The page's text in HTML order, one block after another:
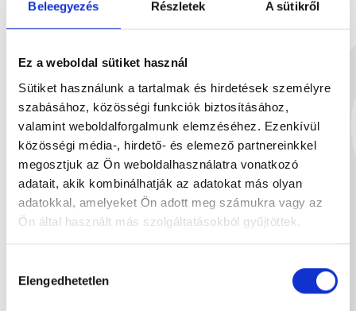
Beleegyezés Részletek A sütikről
Ez a weboldal sütiket használ
Sütiket használunk a tartalmak és hirdetések személyre
szabásához, közösségi funkciók biztosításához,
valamint weboldalforgalmunk elemzéséhez. Ezenkívül
közösségi média-, hirdető- és elemező partnereinkkel
megosztjuk az Ön weboldalhasználatra vonatkozó
adatait, akik kombinálhatják az adatokat más olyan
adatokkal, amelyeket Ön adott meg számukra vagy az
Ön által használt más szolgáltatásokból gyűjtöttek.
kiválasztása
Elengedhetetlen
1 899 Ft
Neked ajánljuk